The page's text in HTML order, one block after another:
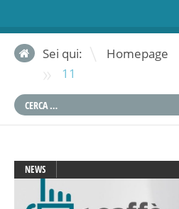
Sei qui: Homepage
» 11
NEWS